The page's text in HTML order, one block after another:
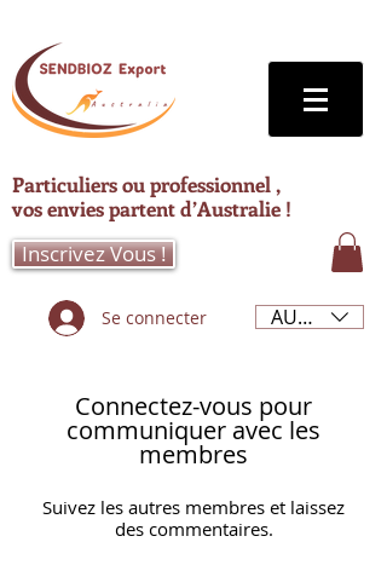
Particuliers ou professionnel ,
vos envies partent d’Australie !
Inscrivez Vous !
Se connecter AUD (AU$)
Connectez-vous pour
communiquer avec les
membres
Suivez les autres membres et laissez
des commentaires.